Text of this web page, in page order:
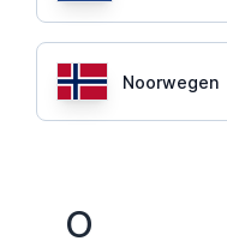
Noorwegen
O